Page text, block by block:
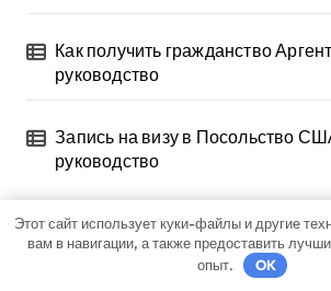
Как получить гражданство
руководство
Запись на визу в Посольство
руководство
Этот сайт использует куки-файлы и другие
вам в навигации, а также предоставить
опыт.
OK